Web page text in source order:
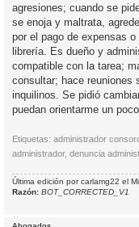
agresiones; cuando se
se enoja y maltrata,
por el pago de expensas
librería. Es dueño y
compatible con la tarea;
consultar; hace reuniones
inquilinos. Se pidió
puedan orientarme un
Etiquetas: administrador
administrador, denuncia
Última edición porcarlamg22 el
Razón: BOT_CORRECTED_V1